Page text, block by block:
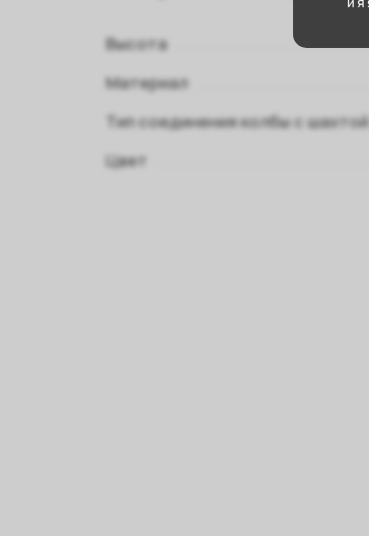
Высота
Материал
Тип соединения колбы с шахтой
Цвет